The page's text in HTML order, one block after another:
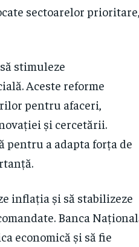
sectoarelor prioritare,
stimuleze
Aceste reforme
pentru afaceri,
și cercetării.
pentru a adapta forța de
inflația și să stabilizeze
Banca
economică și să fie